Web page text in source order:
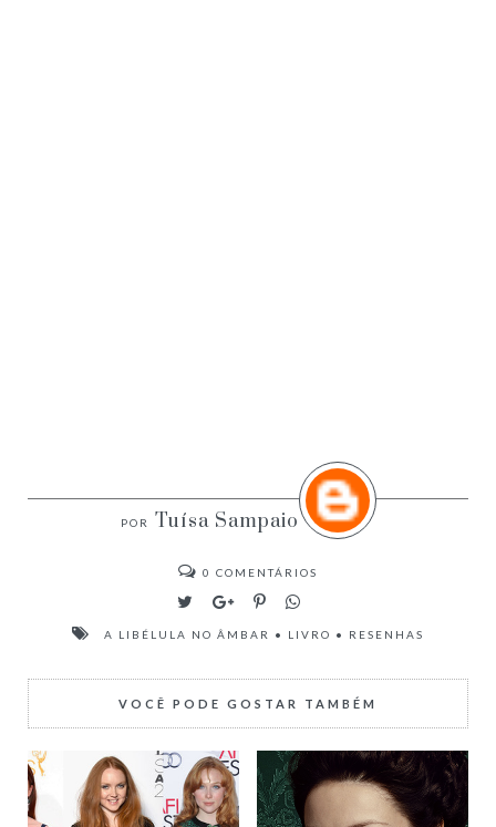
Tuísa Sampaio
0 COMENTÁRIOS
A LIBÉLULA NO ÂMBAR • LIVRO • RESENHAS
VOCÊ PODE GOSTAR TAMBÉM